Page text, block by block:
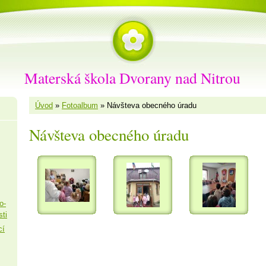
Materská škola Dvorany nad Nitrou
Úvod » Fotoalbum » Návšteva obecného úradu
Návšteva obecného úradu